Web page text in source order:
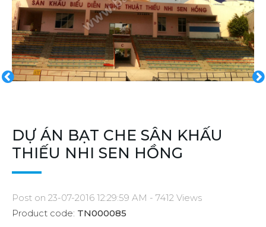
DỰ ÁN BẠT CHE SÂN KHẤU
THIẾU NHI SEN HỒNG
Post on 23-07-2016 12:29:59 AM - 7412 Views
Product code: TN000085